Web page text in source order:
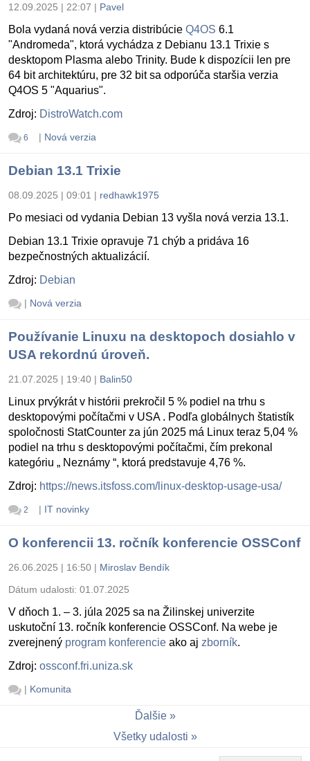
12.09.2025 | 22:07 | Pavel
Bola vydaná nová verzia distribúcie Q4OS 6.1
"Andromeda", ktorá vychádza z Debianu 13.1 Trixie s
desktopom Plasma alebo Trinity. Bude k dispozícii len pre
64 bit architektúru, pre 32 bit sa odporúča staršia verzia
Q4OS 5 "Aquarius".
Zdroj: DistroWatch.com
6 | Nová verzia
Debian 13.1 Trixie
08.09.2025 | 09:01 | redhawk1975
Po mesiaci od vydania Debian 13 vyšla nová verzia 13.1.
Debian 13.1 Trixie opravuje 71 chýb a pridáva 16
bezpečnostných aktualizácií.
Zdroj: Debian
| Nová verzia
Používanie Linuxu na desktopoch dosiahlo v
USA rekordnú úroveň.
21.07.2025 | 19:40 | Balin50
Linux prvýkrát v histórii prekročil 5 % podiel na trhu s
desktopovými počítačmi v USA . Podľa globálnych štatistík
spoločnosti StatCounter za jún 2025 má Linux teraz 5,04 %
podiel na trhu s desktopovými počítačmi, čím prekonal
kategóriu „ Neznámy “, ktorá predstavuje 4,76 %.
Zdroj: https://news.itsfoss.com/linux-desktop-usage-usa/
2 | IT novinky
O konferencii 13. ročník konferencie OSSConf
26.06.2025 | 16:50 | Miroslav Bendík
Dátum udalosti: 01.07.2025
V dňoch 1. – 3. júla 2025 sa na Žilinskej univerzite
uskutoční 13. ročník konferencie OSSConf. Na webe je
zverejnený program konferencie ako aj zborník.
Zdroj: ossconf.fri.uniza.sk
| Komunita
Ďalšie
Všetky udalosti